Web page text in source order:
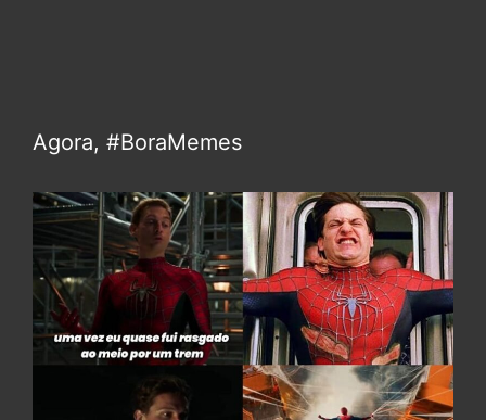
Agora, #BoraMemes